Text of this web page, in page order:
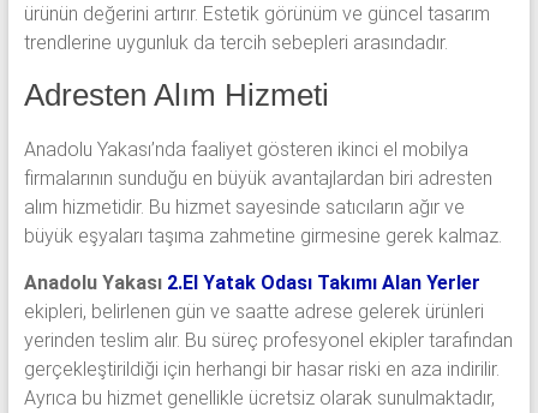
ürünün değerini artırır. Estetik görünüm ve güncel tasarım
trendlerine uygunluk da tercih sebepleri arasındadır.
Adresten Alım Hizmeti
Anadolu Yakası’nda faaliyet gösteren ikinci el mobilya
firmalarının sunduğu en büyük avantajlardan biri adresten
alım hizmetidir. Bu hizmet sayesinde satıcıların ağır ve
büyük eşyaları taşıma zahmetine girmesine gerek kalmaz.
Anadolu Yakası 2.El Yatak Odası Takımı Alan Yerler
ekipleri, belirlenen gün ve saatte adrese gelerek ürünleri
yerinden teslim alır. Bu süreç profesyonel ekipler tarafından
gerçekleştirildiği için herhangi bir hasar riski en aza indirilir.
Ayrıca bu hizmet genellikle ücretsiz olarak sunulmaktadır,